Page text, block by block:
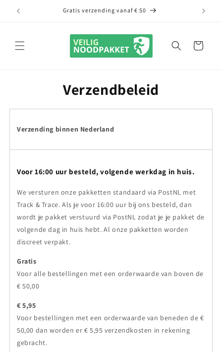
naar de
Gratis verzending vanaf € 50
Winkelwagen
Verzendbeleid
Verzending binnen Nederland
Voor 16:00 uur besteld, volgende werkdag in huis.
We versturen onze pakketten standaard via PostNL met
Track & Trace. Als je voor 16:00 uur bij ons besteld, dan
wordt je pakket verstuurd via PostNL zodat je je pakket de
volgende dag in huis hebt. Al onze pakketten worden
discreet verpakt.
Gratis
Voor alle bestellingen met een orderwaarde van boven de
€ 50,00
€ 5,95
Voor bestellingen met een orderwaarde van beneden de €
50,00 dan worden er € 5,95 verzendkosten in rekening
gebracht.